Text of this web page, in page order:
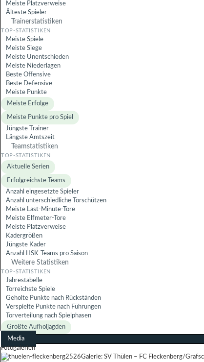
Meiste Platzverweise
Älteste Spieler
Trainerstatistiken
Meiste Spiele
Meiste Siege
Meiste Unentschieden
Meiste Niederlagen
Beste Offensive
Beste Defensive
Meiste Punkte
Meiste Erfolge
Meiste Punkte pro Spiel
Jüngste Trainer
Längste Amtszeit
Teamstatistiken
Aktuelle Serien
Erfolgreichste Teams
Anzahl eingesetzte Spieler
Anzahl unterschiedliche Torschützen
Meiste Last-Minute-Tore
Meiste Elfmeter-Tore
Meiste Platzverweise
Kadergrößen
Jüngste Kader
Anzahl HSK-Teams pro Saison
Weitere Statistiken
Jahrestabelle
Torreichste Spiele
Geholte Punkte nach Rückständen
Verspielte Punkte nach Führungen
Torverteilung nach Spielphasen
Größte Aufholjagden
Media
Fotogalerien
Galerie: SV Thülen – FC Fleckenberg/